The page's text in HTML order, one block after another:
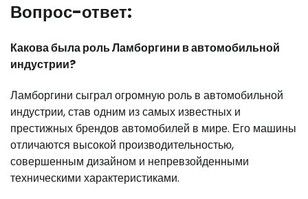
Вопрос-ответ:
Какова была роль Ламборгини в автомобильной
индустрии?
Ламборгини сыграл огромную роль в автомобильной
индустрии, став одним из самых известных и
престижных брендов автомобилей в мире. Его машины
отличаются высокой производительностью,
совершенным дизайном и непревзойденными
техническими характеристиками.